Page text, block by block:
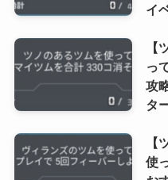
イ
【
っ
攻
タ
【
使